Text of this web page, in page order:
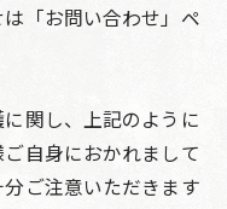
「 お問い合わせ 」ペ
関し、上記のように
自身におかれまして
ご注意いただきます